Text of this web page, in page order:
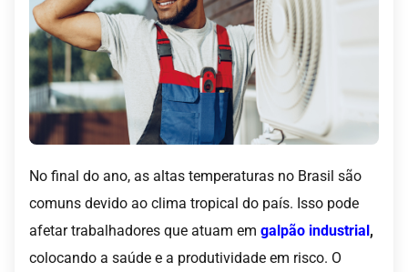
No final do ano, as altas temperaturas no Brasil são
comuns devido ao clima tropical do país. Isso pode
afetar trabalhadores que atuam em galpão industrial,
colocando a saúde e a produtividade em risco. O